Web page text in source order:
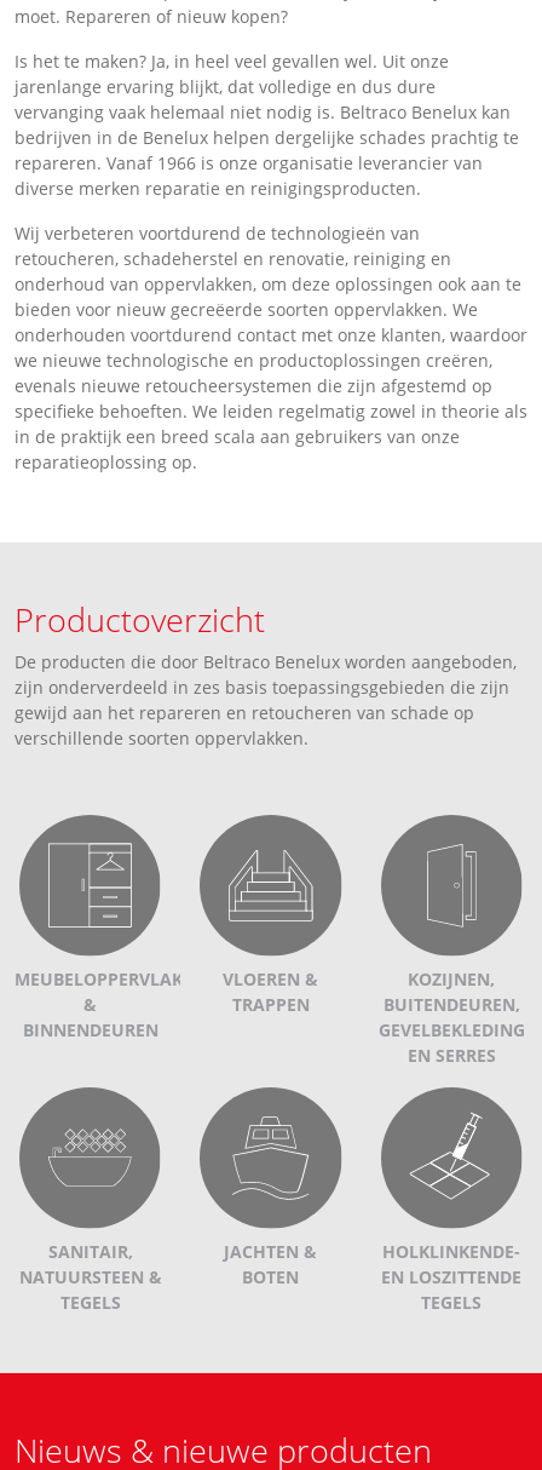
moet. Repareren of nieuw kopen?
Is het te maken? Ja, in heel veel gevallen wel. Uit onze
jarenlange ervaring blijkt, dat volledige en dus dure
vervanging vaak helemaal niet nodig is. Beltraco Benelux kan
bedrijven in de Benelux helpen dergelijke schades prachtig te
repareren. Vanaf 1966 is onze organisatie leverancier van
diverse merken reparatie en reinigingsproducten.
Wij verbeteren voortdurend de technologieën van
retoucheren, schadeherstel en renovatie, reiniging en
onderhoud van oppervlakken, om deze oplossingen ook aan te
bieden voor nieuw gecreëerde soorten oppervlakken. We
onderhouden voortdurend contact met onze klanten, waardoor
we nieuwe technologische en productoplossingen creëren,
evenals nieuwe retoucheersystemen die zijn afgestemd op
specifieke behoeften. We leiden regelmatig zowel in theorie als
in de praktijk een breed scala aan gebruikers van onze
reparatieoplossing op.
Productoverzicht
De producten die door Beltraco Benelux worden aangeboden,
zijn onderverdeeld in zes basis toepassingsgebieden die zijn
gewijd aan het repareren en retoucheren van schade op
verschillende soorten oppervlakken.
MEUBELOPPERVLAKKEN
&
BINNENDEUREN
VLOEREN &
TRAPPEN
KOZIJNEN,
BUITENDEUREN,
GEVELBEKLEDING
EN SERRES
SANITAIR,
NATUURSTEEN &
TEGELS
JACHTEN &
BOTEN
HOLKLINKENDE-
EN LOSZITTENDE
TEGELS
Nieuws & nieuwe producten